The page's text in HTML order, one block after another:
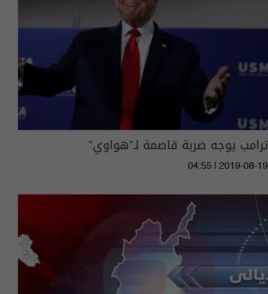
ترامب يوجه ضربة قاصمة لـ"هواوي"
04:55 | 2019-08-19